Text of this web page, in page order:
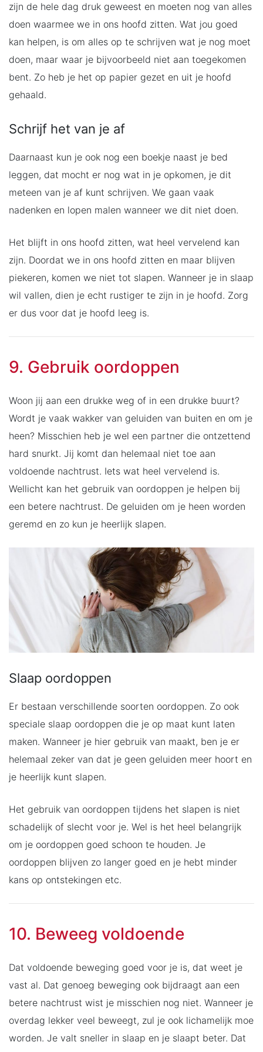
zijn de hele dag druk geweest en moeten nog van alles
doen waarmee we in ons hoofd zitten. Wat jou goed
kan helpen, is om alles op te schrijven wat je nog moet
doen, maar waar je bijvoorbeeld niet aan toegekomen
bent. Zo heb je het op papier gezet en uit je hoofd
gehaald.
Schrijf het van je af
Daarnaast kun je ook nog een boekje naast je bed
leggen, dat mocht er nog wat in je opkomen, je dit
meteen van je af kunt schrijven. We gaan vaak
nadenken en lopen malen wanneer we dit niet doen.
Het blijft in ons hoofd zitten, wat heel vervelend kan
zijn. Doordat we in ons hoofd zitten en maar blijven
piekeren, komen we niet tot slapen. Wanneer je in slaap
wil vallen, dien je echt rustiger te zijn in je hoofd. Zorg
er dus voor dat je hoofd leeg is.
9. Gebruik oordoppen
Woon jij aan een drukke weg of in een drukke buurt?
Wordt je vaak wakker van geluiden van buiten en om je
heen? Misschien heb je wel een partner die ontzettend
hard snurkt. Jij komt dan helemaal niet toe aan
voldoende nachtrust. Iets wat heel vervelend is.
Wellicht kan het gebruik van oordoppen je helpen bij
een betere nachtrust. De geluiden om je heen worden
geremd en zo kun je heerlijk slapen.
Slaap oordoppen
Er bestaan verschillende soorten oordoppen. Zo ook
speciale slaap oordoppen die je op maat kunt laten
maken. Wanneer je hier gebruik van maakt, ben je er
helemaal zeker van dat je geen geluiden meer hoort en
je heerlijk kunt slapen.
Het gebruik van oordoppen tijdens het slapen is niet
schadelijk of slecht voor je. Wel is het heel belangrijk
om je oordoppen goed schoon te houden. Je
oordoppen blijven zo langer goed en je hebt minder
kans op ontstekingen etc.
10. Beweeg voldoende
Dat voldoende beweging goed voor je is, dat weet je
vast al. Dat genoeg beweging ook bijdraagt aan een
betere nachtrust wist je misschien nog niet. Wanneer je
overdag lekker veel beweegt, zul je ook lichamelijk moe
worden. Je valt sneller in slaap en je slaapt beter. Dat